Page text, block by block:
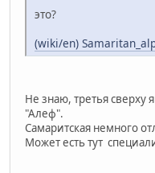
это?
(wiki/en)
Не знаю, третья сверху
"Алеф".
Самаритская немного
Может есть тут